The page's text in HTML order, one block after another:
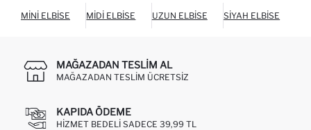
MINI ELBISE MIDI ELBISE UZUN ELBISE SIYAH ELBISE
MAĞAZADAN TESLIM AL
MAĞAZADAN TESLIM ÜCRETSIZ
KAPIDA ÖDEME
HIZMET BEDELI SADECE 39,99 TL